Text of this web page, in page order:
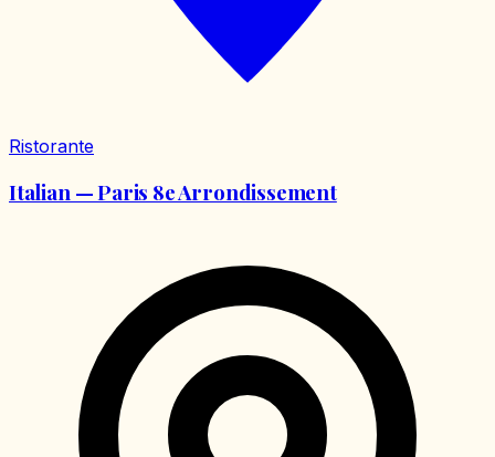
Ristorante
Italian — Paris 8e Arrondissement